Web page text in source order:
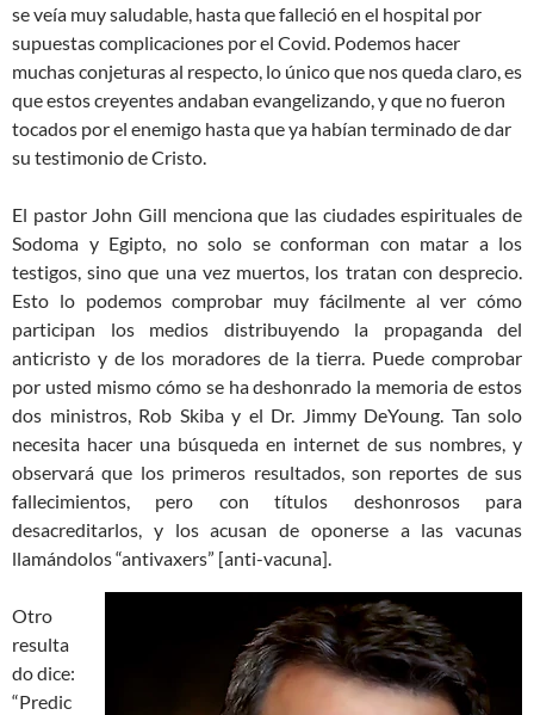
se veía muy saludable, hasta que falleció en el hospital por
supuestas complicaciones por el Covid. Podemos hacer
muchas conjeturas al respecto, lo único que nos queda claro, es
que estos creyentes andaban evangelizando, y que no fueron
tocados por el enemigo hasta que ya habían terminado de dar
su testimonio de Cristo.
El pastor John Gill menciona que las ciudades espirituales de
Sodoma y Egipto, no solo se conforman con matar a los
testigos, sino que una vez muertos, los tratan con desprecio.
Esto lo podemos comprobar muy fácilmente al ver cómo
participan los medios distribuyendo la propaganda del
anticristo y de los moradores de la tierra. Puede comprobar
por usted mismo cómo se ha deshonrado la memoria de estos
dos ministros, Rob Skiba y el Dr. Jimmy DeYoung. Tan solo
necesita hacer una búsqueda en internet de sus nombres, y
observará que los primeros resultados, son reportes de sus
fallecimientos, pero con títulos deshonrosos para
desacreditarlos, y los acusan de oponerse a las vacunas
llamándolos “antivaxers” [anti-vacuna].
Otro
resulta
do dice:
“Predic